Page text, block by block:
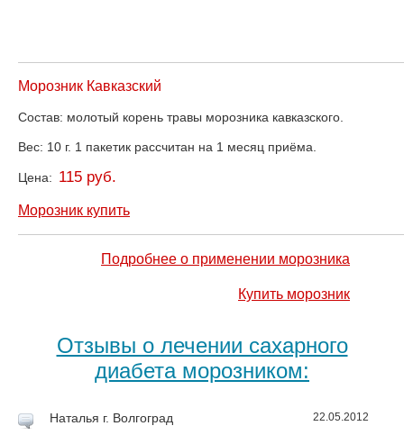
Морозник Кавказский
Состав: молотый корень травы морозника кавказского.
Вес: 10 г. 1 пакетик рассчитан на 1 месяц приёма.
Цена: 115 руб.
Морозник купить
Подробнее о применении морозника
Купить морозник
Отзывы о лечении сахарного
диабета морозником:
Наталья г. Волгоград 22.05.2012